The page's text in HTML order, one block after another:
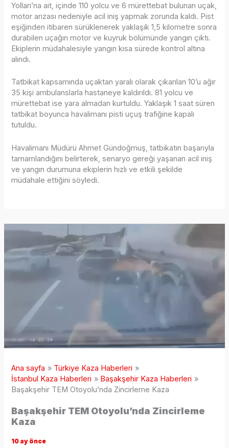
Yolları’na ait, içinde 110 yolcu ve 6 mürettebat bulunan uçak,
motor arızası nedeniyle acil iniş yapmak zorunda kaldı. Pist
eşiğinden itibaren sürüklenerek yaklaşık 1,5 kilometre sonra
durabilen uçağın motor ve kuyruk bölümünde yangın çıktı.
Ekiplerin müdahalesiyle yangın kısa sürede kontrol altına
alındı.
Tatbikat kapsamında uçaktan yaralı olarak çıkarılan 10’u ağır
35 kişi ambulanslarla hastaneye kaldırıldı. 81 yolcu ve
mürettebat ise yara almadan kurtuldu. Yaklaşık 1 saat süren
tatbikat boyunca havalimanı pisti uçuş trafiğine kapalı
tutuldu.
Havalimanı Müdürü Ahmet Gündoğmuş, tatbikatın başarıyla
tamamlandığını belirterek, senaryo gereği yaşanan acil iniş
ve yangın durumuna ekiplerin hızlı ve etkili şekilde
müdahale ettiğini söyledi.
Ana sayfa
Türkiye Kaza Haberleri
İstanbul Kaza Haberleri
Başakşehir Kaza Haberleri
Başakşehir TEM Otoyolu’nda Zincirleme Kaza
Başakşehir TEM Otoyolu’nda Zincirleme
Kaza
10 ay önce